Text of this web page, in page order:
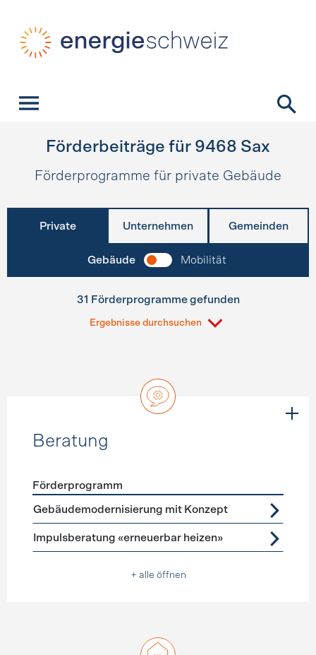
Förderbeiträge für 9468 Sax
Förderprogramme für private Gebäude
Private Unternehmen Gemeinden
Gebäude Mobilität
31 Förderprogramme gefunden
Ergebnisse durchsuchen
Beratung
Förderprogramme Beratung
Förderprogramm
Gebäudemodernisierung mit Konzept
Impulsberatung «erneuerbar heizen»
+ alle öffnen